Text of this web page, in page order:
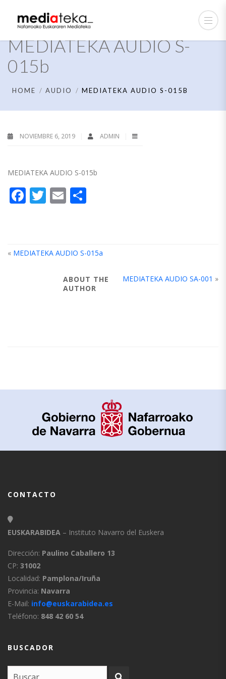
MEDIATEKA AUDIO S-
015b
HOME AUDIO MEDIATEKA AUDIO S-015B
NOVIEMBRE 6, 2019 ADMIN
MEDIATEKA AUDIO S-015b
Facebook
Twitter
Email
« MEDIATEKA AUDIO S-015a
MEDIATEKA AUDIO SA-001 »
ABOUT THE
AUTHOR
CONTACTO
EUSKARABIDEA – Instituto Navarro del Euskera
Dirección: Paulino Caballero 13
CP: 31002
Localidad: Pamplona/Iruña
Provincia: Navarra
E-Mail: info@euskarabidea.es
Teléfono: 848 42 60 54
BUSCADOR